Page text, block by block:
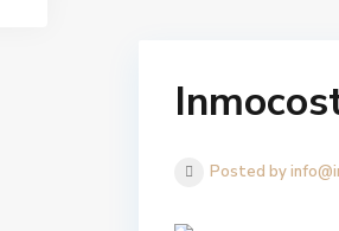
Posted by